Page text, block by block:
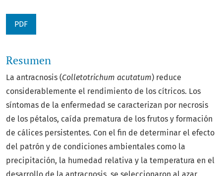
PDF
Resumen
La antracnosis (Colletotrichum acutatum) reduce
considerablemente el rendimiento de los cítricos. Los
síntomas de la enfermedad se caracterizan por necrosis
de los pétalos, caída prematura de los frutos y formación
de cálices persistentes. Con el fin de determinar el efecto
del patrón y de condiciones ambientales como la
precipitación, la humedad relativa y la temperatura en el
desarrollo de la antracnosis, se seleccionaron al azar